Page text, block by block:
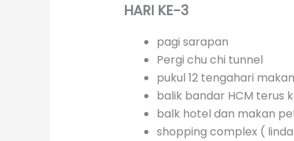
HARI KE-3
pagi sarapan
Pergi chu chi tunnel
pukul 12 tengahari
balik bandar HCM terus
balk hotel dan makan
shopping complex (